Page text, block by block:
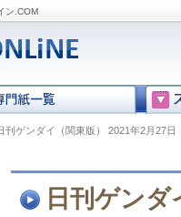
ン.COM
刊ゲンダイ（関東版） 2021年2月27日
日刊ゲン